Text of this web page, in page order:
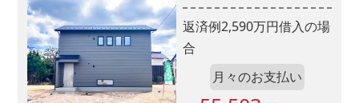
返済例2,590万円借入の場
合
月々のお支払い